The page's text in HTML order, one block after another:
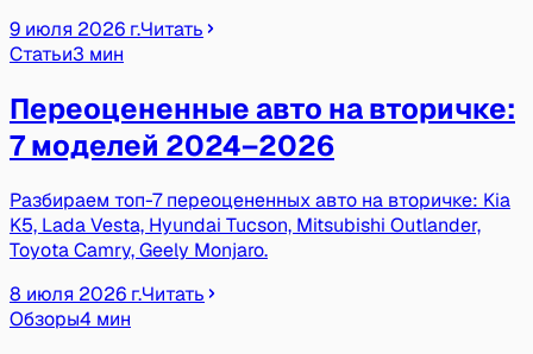
9 июля 2026 г.Читать
Статьи3 мин
Переоцененные авто на вторичке:
7 моделей 2024–2026
Разбираем топ-7 переоцененных авто на вторичке: Kia
K5, Lada Vesta, Hyundai Tucson, Mitsubishi Outlander,
Toyota Camry, Geely Monjaro.
8 июля 2026 г.Читать
Обзоры4 мин